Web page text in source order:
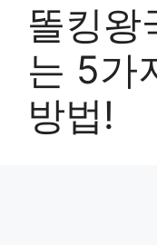
똘킹왕
는 5가
방법!